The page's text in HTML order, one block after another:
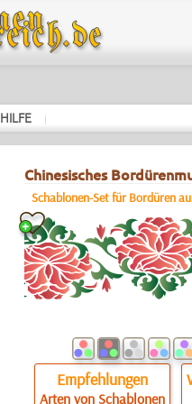
HILFE |
Chinesisches
Schablonen-Set für Bordüren
Empfehlungen
Arten von Schablonen